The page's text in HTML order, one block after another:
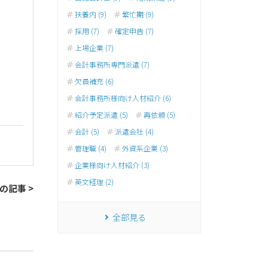
記事 >
扶養内 (9)
繁忙期 (9)
採用 (7)
確定申告 (7)
上場企業 (7)
会計事務所専門派遣 (7)
欠員補充 (6)
会計事務所様向け人材紹介 (6)
紹介予定派遣 (5)
再依頼 (5)
会計 (5)
派遣会社 (4)
管理職 (4)
外資系企業 (3)
企業様向け人材紹介 (3)
英文経理 (2)
全部見る